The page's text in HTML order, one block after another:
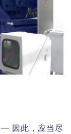
— 因此，应当尽